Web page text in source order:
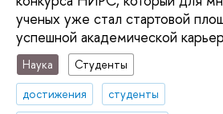
ученых уже стал стартовой
успешной академической
Наука
Студенты
достижения
студенты